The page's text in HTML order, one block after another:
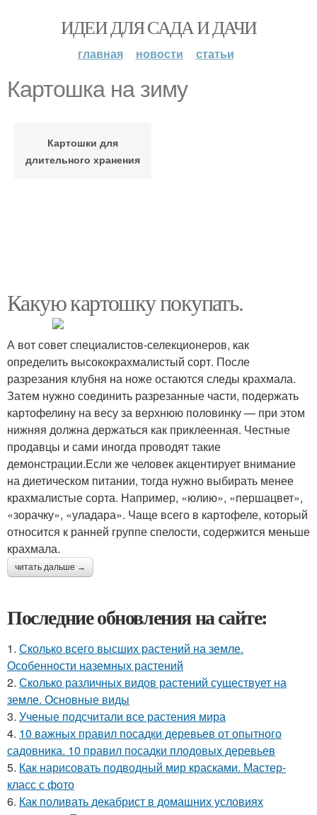
ИДЕИ ДЛЯ САДА И ДАЧИ
главная новости статьи
Картошка на зиму
Картошки для
длительного хранения
Какую картошку покупать.
А вот совет специалистов-селекционеров, как
определить высококрахмалистый сорт. После
разрезания клубня на ноже остаются следы крахмала.
Затем нужно соединить разрезанные части, подержать
картофелину на весу за верхнюю половинку — при этом
нижняя должна держаться как приклеенная. Честные
продавцы и сами иногда проводят такие
демонстрации.Если же человек акцентирует внимание
на диетическом питании, тогда нужно выбирать менее
крахмалистые сорта. Например, «юлию», «першацвет»,
«зорачку», «уладара». Чаще всего в картофеле, который
относится к ранней группе спелости, содержится меньше
крахмала.
читать дальше →
Последние обновления на сайте:
1. Сколько всего высших растений на земле.
Особенности наземных растений
2. Сколько различных видов растений существует на
земле. Основные виды
3. Ученые подсчитали все растения мира
4. 10 важных правил посадки деревьев от опытного
садовника. 10 правил посадки плодовых деревьев
5. Как нарисовать подводный мир красками. Мастер-
класс с фото
6. Как поливать декабрист в домашних условиях